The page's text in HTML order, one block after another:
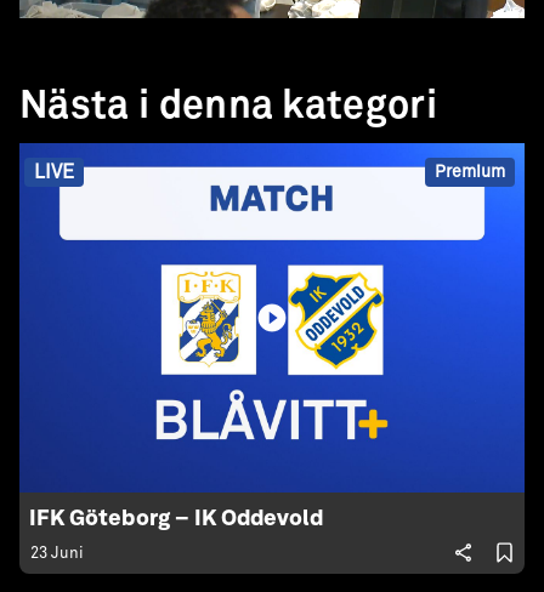
Nästa i denna kategori
LIVE Premium
IFK Göteborg – IK Oddevold
23 Juni